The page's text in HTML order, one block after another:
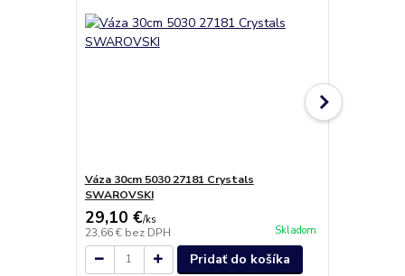
Váza 30cm 5030 27181 Crystals
SWAROVSKI
29,10 €/ks
23,66 € bez DPH Skladom
Pridať do košíka